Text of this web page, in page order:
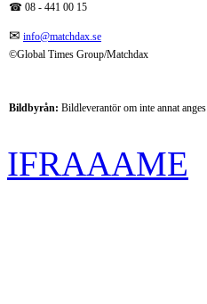
☎ 08 - 441 00 15
✉ info@matchdax.se
©Global Times Group/Matchdax
Bildbyrån: Bildleverantör om inte annat anges
IFRAAAME